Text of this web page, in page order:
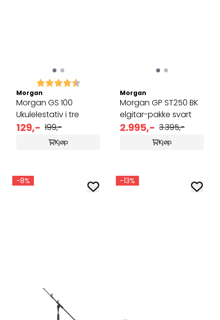
Karakter: 4.9 av 5 mulige
Morgan
Morgan GS 100
Ukulelestativ i tre
129,- 199,-
Kjøp
Morgan
Morgan GP ST250 BK
elgitar-pakke svart
2.995,- 3.395,-
Kjøp
-8% -13%